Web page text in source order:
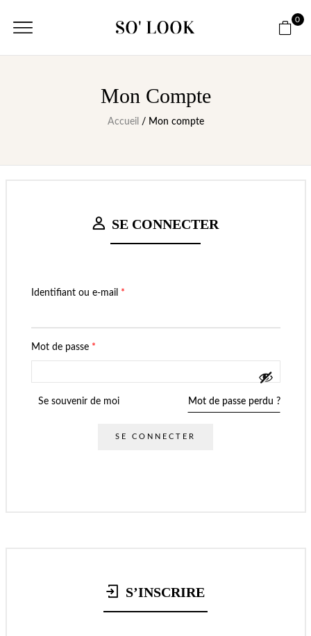
0
Mon Compte
Accueil / Mon compte
SE CONNECTER
Identifiant ou e-mail *
Mot de passe *
Se souvenir de moi Mot de passe perdu ?
SE CONNECTER
S’INSCRIRE